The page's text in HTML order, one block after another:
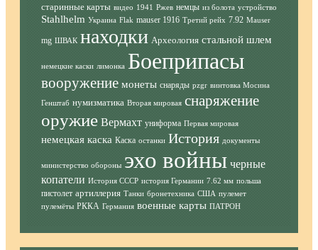
старинные карты видео 1941 Ржев немцы из болота устройство
Stahlhelm Украина Flak mauser 1916 Третий рейх 7.92 Mauser
mg ШВАК находки Археология стальной шлем
немецкие каски лимонка Боеприпасы
вооружение монеты снаряды pzgr винтовка Мосина
Генштаб нумизматика Вторая мировая снаряжение
оружие Вермахт униформа Первая мировая
немецкая каска Каска останки История документы
министерство обороны эхо войны черные
копатели История СССР история Германии 7.62 мм польша
пистолет артиллерия Танки бронетехника США пулемет
пулемёты РККА Германия военные карты ПАТРОН